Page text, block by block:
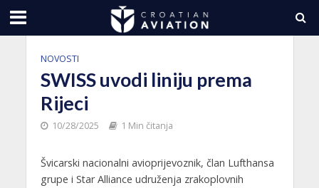
NOVOSTI
SWISS uvodi liniju prema
Rijeci
10/28/2025 1 Min čitanja
Švicarski nacionalni avioprijevoznik, član Lufthansa
grupe i Star Alliance udruženja zrakoplovnih